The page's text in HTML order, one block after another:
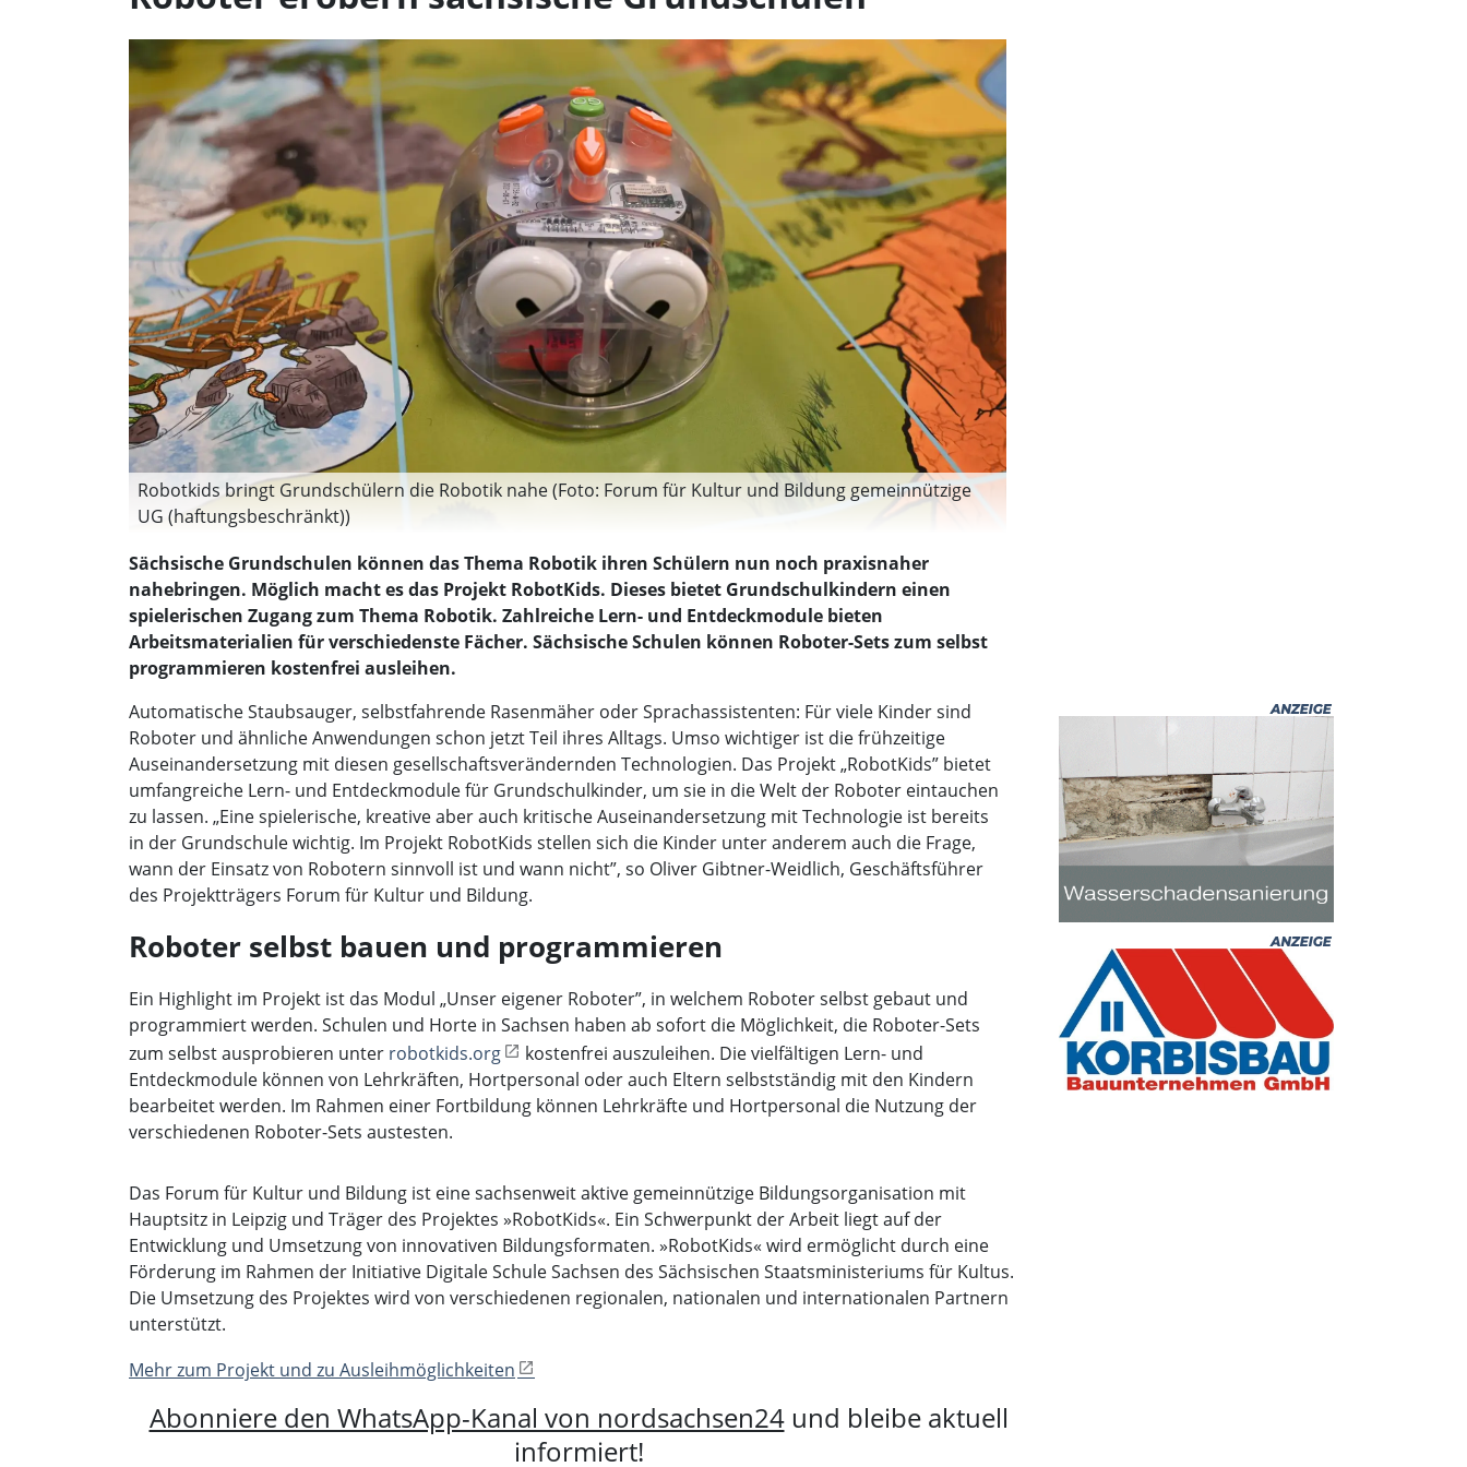
Robotkids bringt Grundschülern die Robotik nahe (Foto: Forum für Kultur und Bildung gemeinnützige
UG (haftungsbeschränkt))
Sächsische Grundschulen können das Thema Robotik ihren Schülern nun noch praxisnaher
nahebringen. Möglich macht es das Projekt RobotKids. Dieses bietet Grundschulkindern einen
spielerischen Zugang zum Thema Robotik. Zahlreiche Lern- und Entdeckmodule bieten
Arbeitsmaterialien für verschiedenste Fächer. Sächsische Schulen können Roboter-Sets zum selbst
programmieren kostenfrei ausleihen.
Automatische Staubsauger, selbstfahrende Rasenmäher oder Sprachassistenten: Für viele Kinder sind
Roboter und ähnliche Anwendungen schon jetzt Teil ihres Alltags. Umso wichtiger ist die frühzeitige
Auseinandersetzung mit diesen gesellschaftsverändernden Technologien. Das Projekt „RobotKids” bietet
umfangreiche Lern- und Entdeckmodule für Grundschulkinder, um sie in die Welt der Roboter eintauchen
zu lassen. „Eine spielerische, kreative aber auch kritische Auseinandersetzung mit Technologie ist bereits
in der Grundschule wichtig. Im Projekt RobotKids stellen sich die Kinder unter anderem auch die Frage,
wann der Einsatz von Robotern sinnvoll ist und wann nicht”, so Oliver Gibtner-Weidlich, Geschäftsführer
des Projektträgers Forum für Kultur und Bildung.
Roboter selbst bauen und programmieren
Ein Highlight im Projekt ist das Modul „Unser eigener Roboter”, in welchem Roboter selbst gebaut und
programmiert werden. Schulen und Horte in Sachsen haben ab sofort die Möglichkeit, die Roboter-Sets
zum selbst ausprobieren unter robotkids.org
kostenfrei auszuleihen. Die vielfältigen Lern- und
Entdeckmodule können von Lehrkräften, Hortpersonal oder auch Eltern selbstständig mit den Kindern
bearbeitet werden. Im Rahmen einer Fortbildung können Lehrkräfte und Hortpersonal die Nutzung der
verschiedenen Roboter-Sets austesten.
Das Forum für Kultur und Bildung ist eine sachsenweit aktive gemeinnützige Bildungsorganisation mit
Hauptsitz in Leipzig und Träger des Projektes »RobotKids«. Ein Schwerpunkt der Arbeit liegt auf der
Entwicklung und Umsetzung von innovativen Bildungsformaten. »RobotKids« wird ermöglicht durch eine
Förderung im Rahmen der Initiative Digitale Schule Sachsen des Sächsischen Staatsministeriums für Kultus.
Die Umsetzung des Projektes wird von verschiedenen regionalen, nationalen und internationalen Partnern
unterstützt.
Mehr zum Projekt und zu Ausleihmöglichkeiten
Abonniere den WhatsApp-Kanal von nordsachsen24und bleibe aktuell
informiert!